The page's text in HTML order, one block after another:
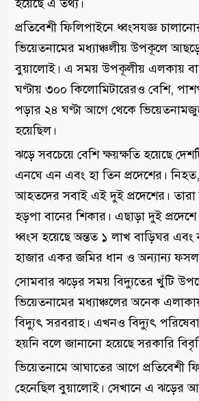
হয়েছে এ তথ্য।
প্রতিবেশী ফিলিপাইনে ধ্বংসযজ্ঞ
ভিয়েতনামের মধ্যাঞ্চলীয় উপকূলে
বুয়ালোই। এ সময় উপকূলীয় এলকায়
ঘণ্টায় ৩০০ কিলোমিটারেরও বেশি,
পড়ার ২৪ ঘণ্টা আগে থেকে
হয়েছিল।
ঝড়ে সবচেয়ে বেশি ক্ষয়ক্ষতি হয়েছে
এনঘে এন এবং হা তিন প্রদেশের।
আহতদের সবাই এই দুই প্রদেশের।
হড়পা বানের শিকার। এছাড়া দুই
ধ্বংস হয়েছে অন্তত ১ লাখ বাড়িঘর এবং
হাজার একর জমির ধান ও অন্যান্য
সোমবার ঝড়ের সময় বিদ্যুতের খুঁটি
ভিয়েতনামের মধ্যাঞ্চলের অনেক
বিদ্যুৎ সরবরাহ। এখনও বিদ্যুৎ
হয়নি বলে জানানো হয়েছে সরকারি
ভিয়েতনামে আঘাতের আগে প্রতিবেশী
হেনেছিল বুয়ালোই। সেখানে এ ঝড়ের